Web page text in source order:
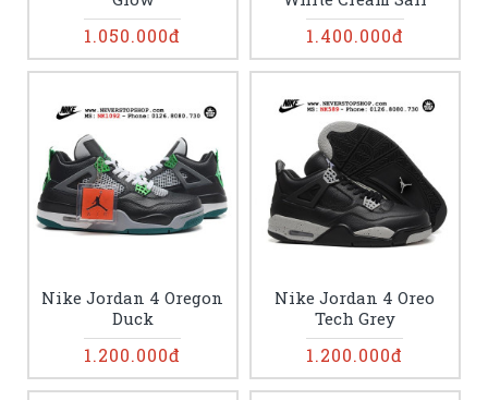
1.050.000đ 1.400.000đ
Nike Jordan 4 Oregon
Duck
1.200.000đ
Nike Jordan 4 Oreo
Tech Grey
1.200.000đ